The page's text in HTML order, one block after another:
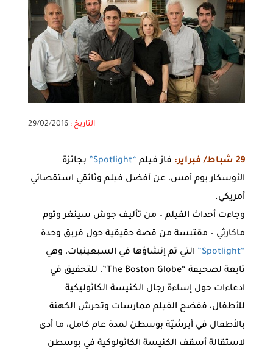
التاريخ :29/02/2016
29 شباط/ فبراير: فاز فيلم “Spotlight”
بجائزة
الأوسكار يوم أمس، عن أفضل فيلم وثائقي استقصائي
أمريكي.
وجاءت أحداث الفيلم – من تأليف جوش سينغر وتوم
ماكارثي – مقتبسة من قصة حقيقية حول فريق وحدة
“Spotlight”
التي تم إنشاؤها في السبعينيات، وهي
تابعة لصحيفة “The Boston Globe”، للتحقيق في
ادعاءات حول إساءة رجال الكنيسة الكاثوليكية
للأطفال، ففضح الفيلم ممارسات وتحرش الكهنة
بالأطفال في أبرشيّة بوسطن لمدة عام كامل، ما أدى
لاستقالة أسقف الكنيسة الكاثولوكية في بوسطن